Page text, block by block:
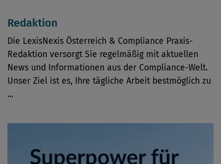
Redaktion
Die LexisNexis Österreich & Compliance Praxis-
Redaktion versorgt Sie regelmäßig mit aktuellen
News und Informationen aus der Compliance-Welt.
Unser Ziel ist es, Ihre tägliche Arbeit bestmöglich zu
...